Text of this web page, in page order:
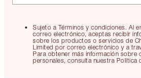
Sujeto a Términos y condiciones. Al
correo electrónico, aceptas recibir
sobre los productos o servicios de
Limited por correo electrónico y a
Para obtener más información sobre
personales, consulta nuestra Política